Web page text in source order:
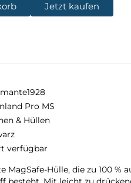
Jetzt kaufen
Pro MS
& Hüllen
verfügbar
MagSafe-Hülle, die zu 100 %